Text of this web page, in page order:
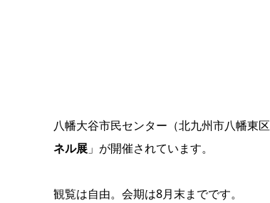
八幡大谷市民センター（北九州市八幡東
ネル展」が開催されています。
観覧は自由。会期は8月末までです。